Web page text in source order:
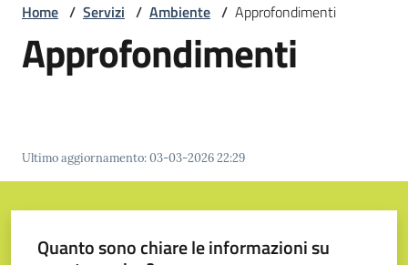
Amministrazione
Servizi
Home / Servizi / Ambiente / Approfondimenti
Approfondimenti
Ultimo aggiornamento:03-03-2026 22:29
Quanto sono chiare le informazioni su